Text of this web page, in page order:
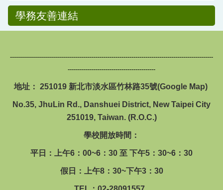
正常教學專區
學生事務專區
衛生健康專區
會計專區
職業安全衛生專區
學務友善連結
------------------------------------------------------------------------------------------------------
--------------------------------------------
地址： 251019 新北市淡水區竹林路35號(Google Map)
No.35, JhuLin Rd., Danshuei District, New Taipei City
251019, Taiwan. (R.O.C.)
學校開放時間：
平日：上午6：00~6：30 至 下午5：30~6：30
假日：上午8：30~下午3：30